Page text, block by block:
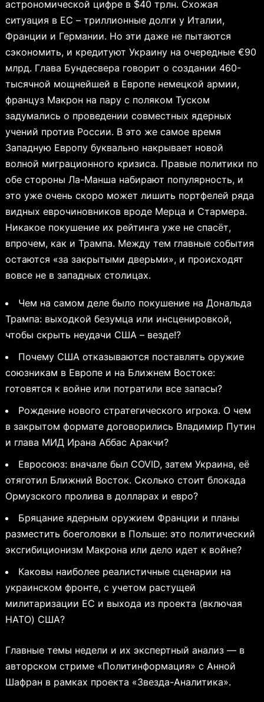
астрономической цифре в $40 трлн. Схожая
ситуация в ЕС – триллионные долги у Италии,
Франции и Германии. Но эти даже не пытаются
сэкономить, и кредитуют Украину на очередные €90
млрд. Глава Бундесвера говорит о создании 460-
тысячной мощнейшей в Европе немецкой армии,
француз Макрон на пару с поляком Туском
задумались о проведении совместных ядерных
учений против России. В это же самое время
Западную Европу буквально накрывает новой
волной миграционного кризиса. Правые политики по
обе стороны Ла-Манша набирают популярность, и
это уже очень скоро может лишить портфелей ряда
видных еврочиновников вроде Мерца и Стармера.
Никакое покушение их рейтинга уже не спасёт,
впрочем, как и Трампа. Между тем главные события
остаются «за закрытыми дверьми», и происходят
вовсе не в западных столицах.
Чем на самом деле было покушение на Дональда
Трампа: выходкой безумца или инсценировкой,
чтобы скрыть неудачи США – везде!?
Почему США отказываются поставлять оружие
союзникам в Европе и на Ближнем Востоке:
готовятся к войне или потратили все запасы?
Рождение нового стратегического игрока. О чем
в закрытом формате договорились Владимир Путин
и глава МИД Ирана Аббас Аракчи?
Евросоюз: вначале был COVID, затем Украина, её
отяготил Ближний Восток. Сколько стоит блокада
Ормузского пролива в долларах и евро?
Бряцание ядерным оружием Франции и планы
разместить боеголовки в Польше: это политический
эксгибиционизм Макрона или дело идет к войне?
Каковы наиболее реалистичные сценарии на
украинском фронте, с учетом растущей
милитаризации ЕС и выхода из проекта (включая
НАТО) США?
Главные темы недели и их экспертный анализ — в
авторском стриме «Политинформация» с Анной
Шафран в рамках проекта «Звезда-Аналитика».